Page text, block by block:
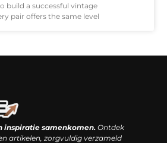
build a successful vintage
pair offers the same level
inspiratie samenkomen.Ontdek
artikelen, zorgvuldig verzameld